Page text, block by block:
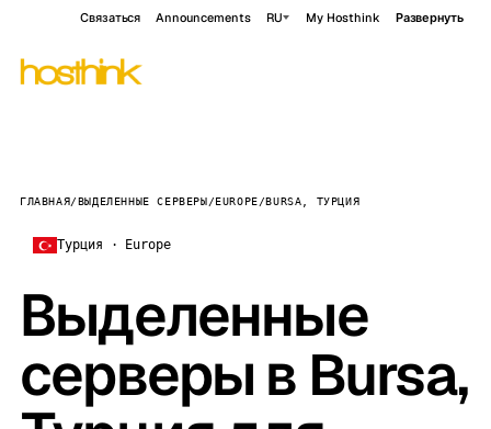
Связаться Announcements RU My Hosthink Развернуть
ГЛАВНАЯ/ВЫДЕЛЕННЫЕ СЕРВЕРЫ/EUROPE/BURSA, ТУРЦИЯ
Турция · Europe
Выделенные
серверы в Bursa,